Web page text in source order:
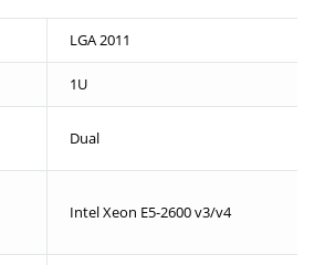
LGA 2011
1U
Dual
Intel Xeon E5-2600 v3/v4